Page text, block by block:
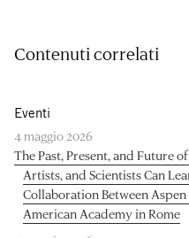
Contenuti correlati
Eventi
4 maggio 2026
The Past, Present, and Future
Artists, and Scientists Can
Collaboration Between
American Academy in Rome